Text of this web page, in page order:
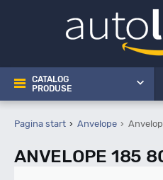
CATALOG
PRODUSE
Pagina start Anvelope
ANVELOPE 185